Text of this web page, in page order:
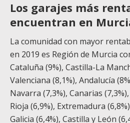
Los garajes más
encuentran en
La comunidad con mayor
en 2019 es Región de Murcia
Cataluña (9%), Castilla-La
Valenciana (8,1%), Andalucía
Navarra (7,3%), Canarias
Rioja (6,9%), Extremadura
Galicia (6,4%), Castilla y León